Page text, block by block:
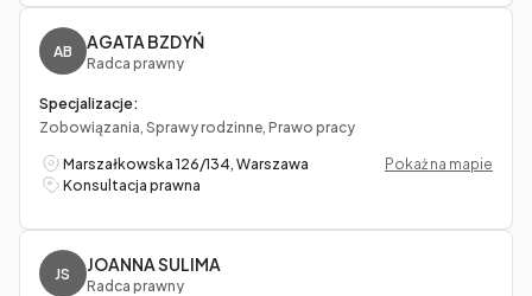
AB AGATA BZDYŃ
Radca prawny
Specjalizacje:
Zobowiązania, Sprawy rodzinne, Prawo pracy
Marszałkowska 126/134, Warszawa
Pokaż na mapie
Konsultacja prawna
JS JOANNA SULIMA
Radca prawny